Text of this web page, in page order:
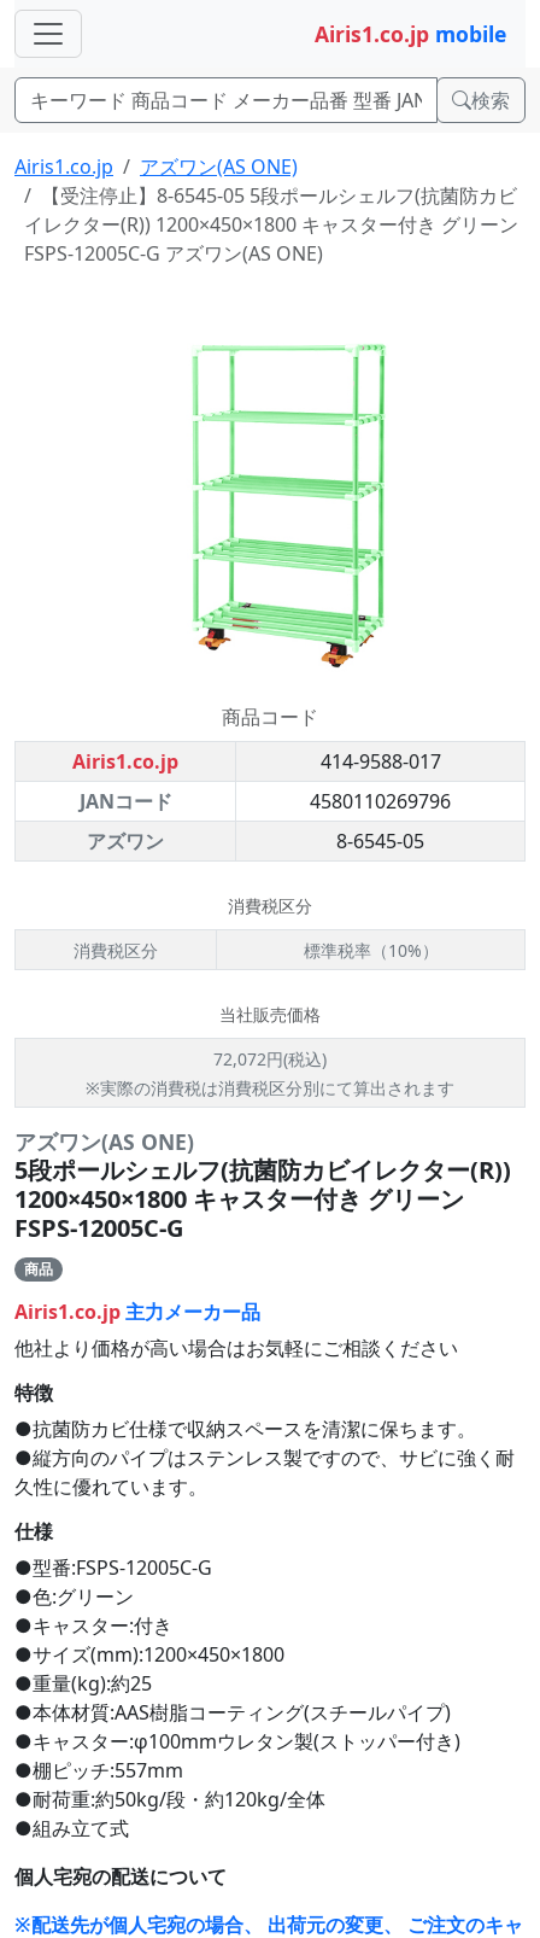
Airis1.co.jp mobile
検索
Airis1.co.jp
アズワン(AS ONE)
【受注停止】8-6545-05 5段ポールシェルフ(抗菌防カビ
イレクター(R)) 1200×450×1800 キャスター付き グリーン
FSPS-12005C-G アズワン(AS ONE)
商品コード
Airis1.co.jp
414-9588-017
JANコード
4580110269796
アズワン
8-6545-05
消費税区分
消費税区分
標準税率（10%）
当社販売価格
72,072円(税込)
※実際の消費税は消費税区分別にて算出されます
アズワン(AS ONE)
5段ポールシェルフ(抗菌防カビイレクター(R))
1200×450×1800 キャスター付き グリーン
FSPS-12005C-G
商品
Airis1.co.jp主力メーカー品
他社より価格が高い場合はお気軽にご相談ください
特徴
●抗菌防カビ仕様で収納スペースを清潔に保ちます。
●縦方向のパイプはステンレス製ですので、サビに強く耐
久性に優れています。
仕様
●型番:FSPS-12005C-G
●色:グリーン
●キャスター:付き
●サイズ(mm):1200×450×1800
●重量(kg):約25
●本体材質:AAS樹脂コーティング(スチールパイプ)
●キャスター:φ100mmウレタン製(ストッパー付き)
●棚ピッチ:557mm
●耐荷重:約50kg/段・約120kg/全体
●組み立て式
個人宅宛の配送について
※配送先が個人宅宛の場合、 出荷元の変更、 ご注文のキャ